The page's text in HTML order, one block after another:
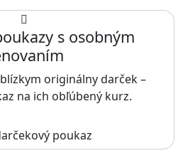
s osobným
originálny darček –
na ich obľúbený kurz.
poukaz